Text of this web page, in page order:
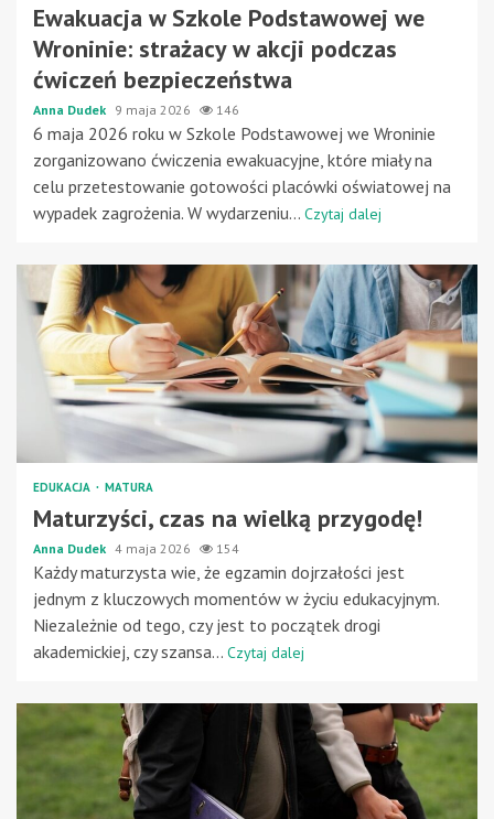
Ewakuacja w Szkole Podstawowej we
Wroninie: strażacy w akcji podczas
ćwiczeń bezpieczeństwa
Anna Dudek 9 maja 2026 146
6 maja 2026 roku w Szkole Podstawowej we Wroninie
zorganizowano ćwiczenia ewakuacyjne, które miały na
celu przetestowanie gotowości placówki oświatowej na
wypadek zagrożenia. W wydarzeniu... Czytaj dalej
EDUKACJA MATURA
Maturzyści, czas na wielką przygodę!
Anna Dudek 4 maja 2026 154
Każdy maturzysta wie, że egzamin dojrzałości jest
jednym z kluczowych momentów w życiu edukacyjnym.
Niezależnie od tego, czy jest to początek drogi
akademickiej, czy szansa... Czytaj dalej